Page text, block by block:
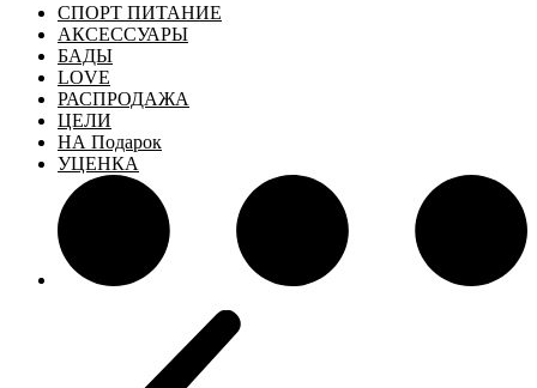
СПОРТ ПИТАНИЕ
АКСЕССУАРЫ
БАДЫ
LOVE
РАСПРОДАЖА
ЦЕЛИ
НА Подарок
УЦЕНКА